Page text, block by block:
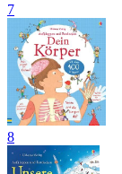
7
8